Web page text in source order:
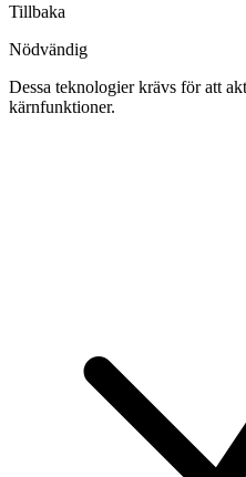
Tillbaka
Nödvändig
Dessa teknologier krävs för att
kärnfunktioner.